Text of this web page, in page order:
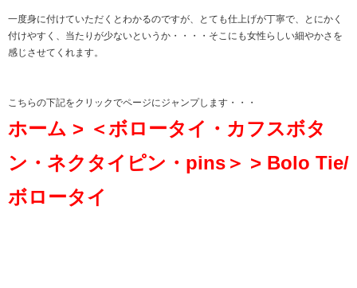
一度身に付けていただくとわかるのですが、とても仕上げが丁寧で、とにかく
付けやすく、当たりが少ないというか・・・・そこにも女性らしい細やかさを
感じさせてくれます。
こちらの下記をクリックでページにジャンプします・・・
ホーム > ＜ボロータイ・カフスボタ
ン・ネクタイピン・pins＞ > Bolo Tie/
ボロータイ